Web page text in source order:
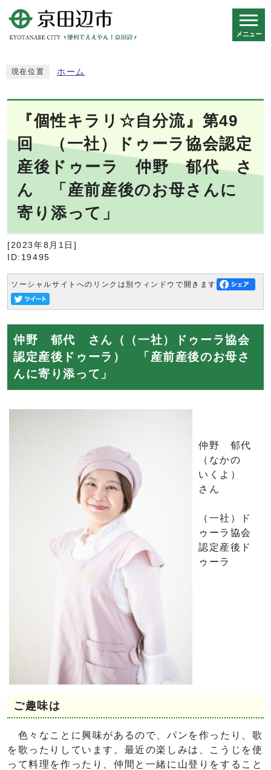
メニュー
現在位置 ホーム
『個性キラリ☆自分流』第49
回 （一社）ドゥーラ協会認定
産後ドゥーラ 仲野 郁代 さ
ん 「産前産後のお母さんに
寄り添って」
[2023年8月1日]
ID:19495
ソーシャルサイトへのリンクは別ウィンドウで開きます
仲野 郁代 さん（（一社）ドゥーラ協会
認定産後ドゥーラ） 「産前産後のお母さ
んに寄り添って」
仲野 郁代
（なかの
いくよ）
さん
（一社）ド
ゥーラ協会
認定産後ド
ゥーラ
ご趣味は
色々なことに興味があるので、パンを作ったり、歌
を歌ったりしています。最近の楽しみは、こうじを使
って料理を作ったり、仲間と一緒に山登りをすること